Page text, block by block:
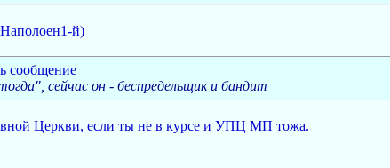
й)
сейчас он - беспредельщик и бандит
Церкви, если ты не в курсе и УПЦ МП тожа.